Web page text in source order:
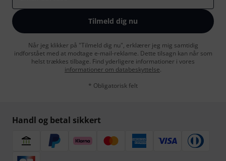
Tilmeld dig nu
Når jeg klikker på "Tilmeld dig nu", erklærer jeg mig samtidig
indforstået med at modtage e-mail-reklame. Dette tilsagn kan når som
helst trækkes tilbage. Find yderligere informationer i vores
informationer om databeskyttelse.
* Obligatorisk felt
Handl og betal sikkert